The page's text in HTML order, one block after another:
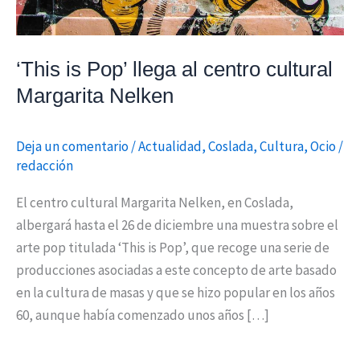
‘This is Pop’ llega al centro cultural
Margarita Nelken
Deja un comentario/Actualidad,Coslada,Cultura,Ocio/
redacción
El centro cultural Margarita Nelken, en Coslada,
albergará hasta el 26 de diciembre una muestra sobre el
arte pop titulada ‘This is Pop’, que recoge una serie de
producciones asociadas a este concepto de arte basado
en la cultura de masas y que se hizo popular en los años
60, aunque había comenzado unos años […]
Nelken